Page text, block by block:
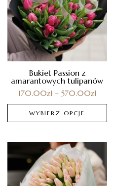
Bukiet Passion z
amarantowych tulipanów
170.00zł– 570.00zł
WYBIERZ OPCJE